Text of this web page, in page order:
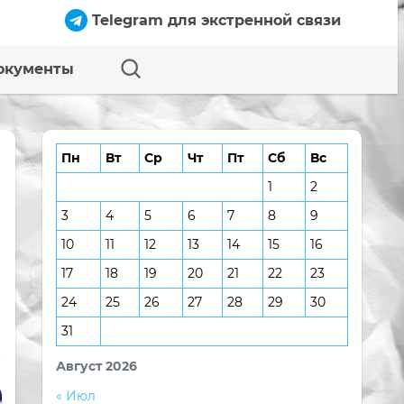
Telegram для экстренной связи
Август 2026
Пн Вт Ср Чт Пт Сб
Вс
1
2
3
4 5 6 7 8
9
10
11 12 13 14 15
16
17
18 19 20 21 22
23
24
25 26 27 28 29
30
31
« Июл